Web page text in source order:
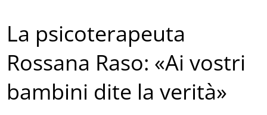
La psicoterapeuta
Rossana Raso: «Ai vostri
bambini dite la verità»